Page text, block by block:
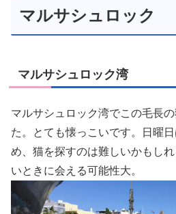
マルサシュロック
マルサシュロック湾
マルサシュロック湾でこの毛長
た。とても懐っこいです。日曜
め、猫を探すのは難しいかもし
いときに会える可能性大。